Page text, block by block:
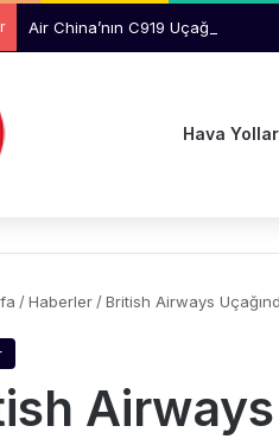
Air China’nın C919 Uçağında
Hava
/Haberler /British Airways